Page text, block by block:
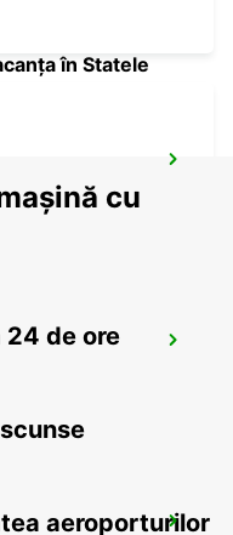
în Statele
cu
de ore
aeroporturilor